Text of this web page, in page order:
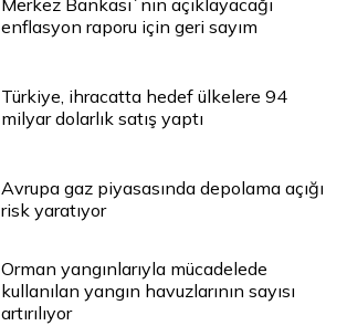
Merkez Bankası`nın açıklayacağı
enflasyon raporu için geri sayım
Türkiye, ihracatta hedef ülkelere 94
milyar dolarlık satış yaptı
Avrupa gaz piyasasında depolama açığı
risk yaratıyor
Orman yangınlarıyla mücadelede
kullanılan yangın havuzlarının sayısı
artırılıyor